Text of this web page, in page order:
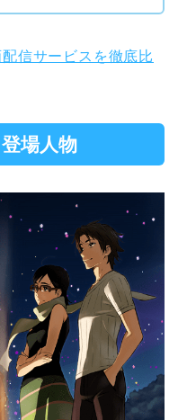
信サービスを徹底比
場人物